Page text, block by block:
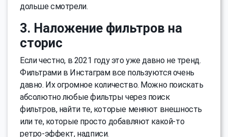
дольше смотрели.
3. Наложение фильтров на
сторис
Если честно, в 2021 году это уже давно не тренд.
Фильтрами в Инстаграм все пользуются очень
давно. Их огромное количество. Можно поискать
абсолютно любые фильтры через поиск
фильтров, найти те, которые меняют внешность
или те, которые просто добавляют какой-то
ретро-эффект, надписи.